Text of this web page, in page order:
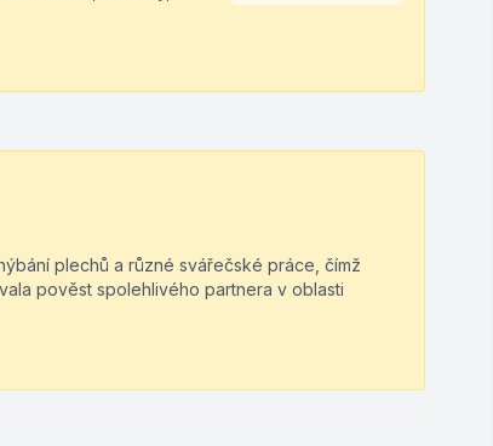
plechů a různé svářečské práce, čímž
pověst spolehlivého partnera v oblasti